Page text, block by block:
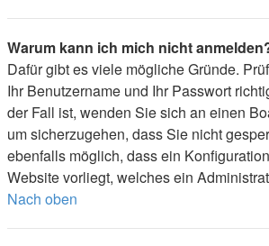
Warum kann ich mich nicht
Dafür gibt es viele mögliche Gründe.
Ihr Benutzername und Ihr Passwort
der Fall ist, wenden Sie sich an einen
um sicherzugehen, dass Sie nicht
ebenfalls möglich, dass ein
Website vorliegt, welches ein
Nach oben